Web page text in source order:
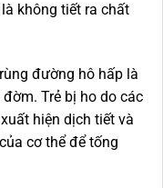
không tiết ra chất
đường hô hấp là
Trẻ bị ho do các
hiện dịch tiết và
cơ thể để tống